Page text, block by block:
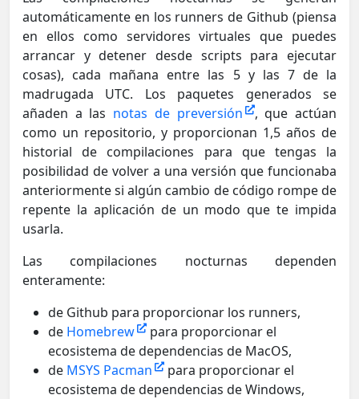
automáticamente en los runners de Github (piensa
en ellos como servidores virtuales que puedes
arrancar y detener desde scripts para ejecutar
cosas), cada mañana entre las 5 y las 7 de la
madrugada UTC. Los paquetes generados se
añaden a las notas de preversión
, que actúan
como un repositorio, y proporcionan 1,5 años de
historial de compilaciones para que tengas la
posibilidad de volver a una versión que funcionaba
anteriormente si algún cambio de código rompe de
repente la aplicación de un modo que te impida
usarla.
Las compilaciones nocturnas dependen
enteramente:
de Github para proporcionar los runners,
de Homebrew
para proporcionar el
ecosistema de dependencias de MacOS,
de MSYS Pacman
para proporcionar el
ecosistema de dependencias de Windows,